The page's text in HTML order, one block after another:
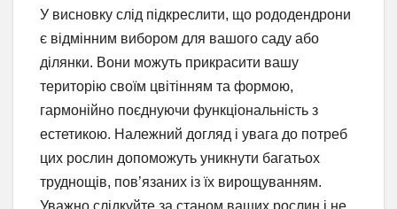
У висновку слід підкреслити, що рододендрони
є відмінним вибором для вашого саду або
ділянки. Вони можуть прикрасити вашу
територію своїм цвітінням та формою,
гармонійно поєднуючи функціональність з
естетикою. Належний догляд і увага до потреб
цих рослин допоможуть уникнути багатьох
труднощів, пов’язаних із їх вирощуванням.